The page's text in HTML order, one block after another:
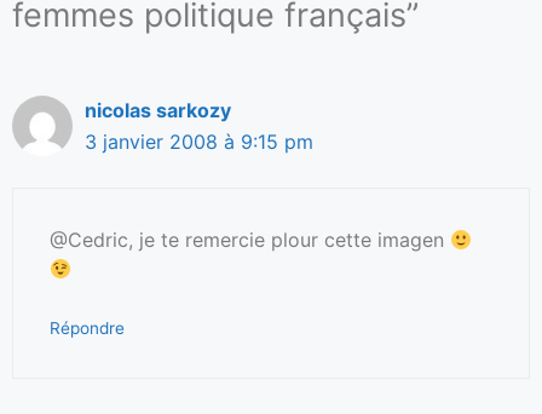
femmes politique français”
nicolas sarkozy
3 janvier 2008 à 9:15 pm
@Cedric, je te remercie plour cette imagen
Répondre